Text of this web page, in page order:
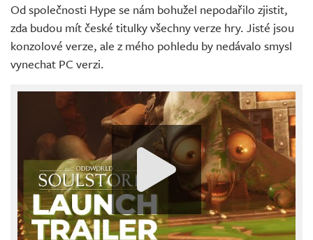
Od společnosti Hype se nám bohužel nepodařilo zjistit,
zda budou mít české titulky všechny verze hry. Jisté jsou
konzolové verze, ale z mého pohledu by nedávalo smysl
vynechat PC verzi.